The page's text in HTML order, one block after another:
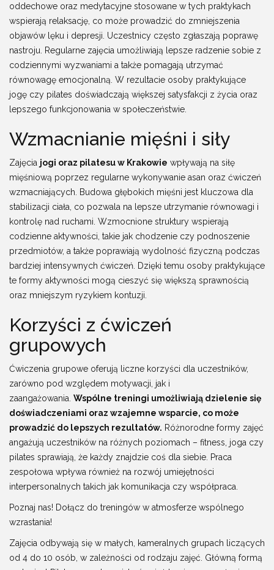
oddechowe oraz medytacyjne stosowane w tych praktykach
wspierają relaksację, co może prowadzić do zmniejszenia
objawów lęku i depresji. Uczestnicy często zgłaszają poprawę
nastroju. Regularne zajęcia umożliwiają lepsze radzenie sobie z
codziennymi wyzwaniami a także pomagają utrzymać
równowagę emocjonalną. W rezultacie osoby praktykujące
jogę czy pilates doświadczają większej satysfakcji z życia oraz
lepszego funkcjonowania w społeczeństwie.
Wzmacnianie mięśni i siły
Zajęcia jogi oraz pilatesu w Krakowie wpływają na siłę
mięśniową poprzez regularne wykonywanie asan oraz ćwiczeń
wzmacniających. Budowa głębokich mięśni jest kluczowa dla
stabilizacji ciała, co pozwala na lepsze utrzymanie równowagi i
kontrolę nad ruchami. Wzmocnione struktury wspierają
codzienne aktywności, takie jak chodzenie czy podnoszenie
przedmiotów, a także poprawiają wydolność fizyczną podczas
bardziej intensywnych ćwiczeń. Dzięki temu osoby praktykujące
te formy aktywności mogą cieszyć się większą sprawnością
oraz mniejszym ryzykiem kontuzji.
Korzyści z ćwiczeń
grupowych
Ćwiczenia grupowe oferują liczne korzyści dla uczestników,
zarówno pod względem motywacji, jak i
zaangażowania. Wspólne treningi umożliwiają dzielenie się
doświadczeniami oraz wzajemne wsparcie, co może
prowadzić do lepszych rezultatów. Różnorodne formy zajęć
angażują uczestników na różnych poziomach – fitness, joga czy
pilates sprawiają, że każdy znajdzie coś dla siebie. Praca
zespołowa wpływa również na rozwój umiejętności
interpersonalnych takich jak komunikacja czy współpraca.
Poznaj nas! Dołącz do treningów w atmosferze wspólnego
wzrastania!
Zajęcia odbywają się w małych, kameralnych grupach liczących
od 4 do 10 osób, w zależności od rodzaju zajęć. Główną formą